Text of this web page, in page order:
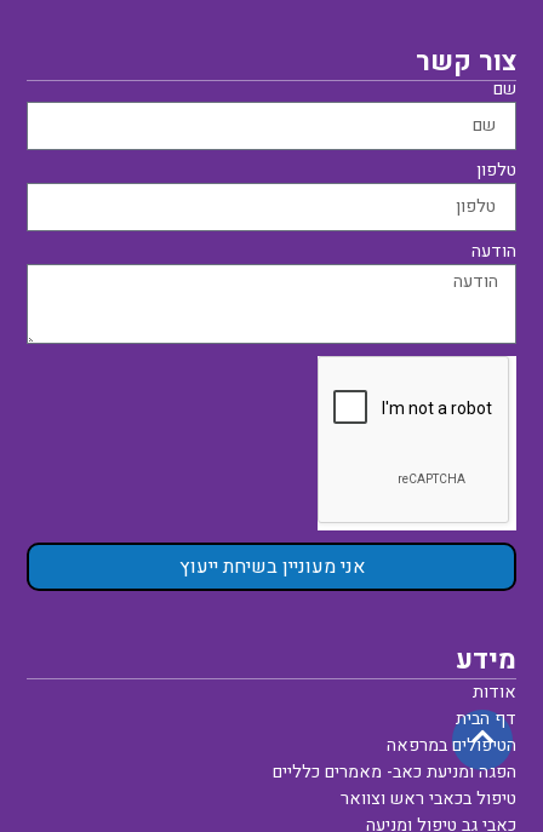
צור קשר
שם
טלפון
הודעה
אני מעוניין בשיחת ייעוץ
מידע
אודות
דף הבית
הטיפולים במרפאה
הפגה ומניעת כאב- מאמרים כלליים
טיפול בכאבי ראש וצוואר
כאבי גב טיפול ומניעה